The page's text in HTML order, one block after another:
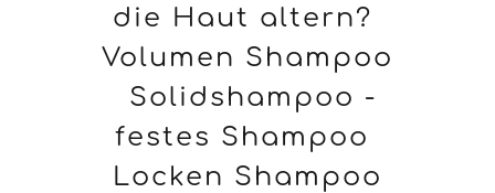
die Haut altern?
Volumen Shampoo
Solidshampoo -
festes Shampoo
Locken Shampoo